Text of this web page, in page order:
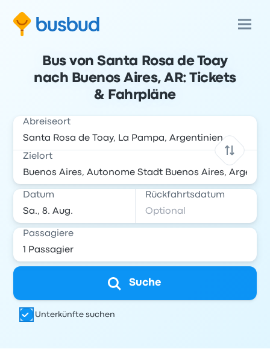
Bus von Santa Rosa de Toay
nach Buenos Aires, AR: Tickets
& Fahrpläne
Abreiseort
Zielort
Datum Rückfahrtsdatum
Passagiere
Suche
Unterkünfte suchen